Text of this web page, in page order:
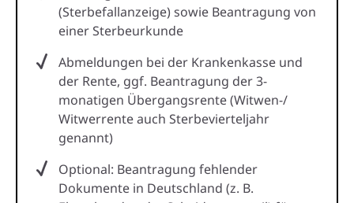
(Sterbefallanzeige) sowie Beantragung von
einer Sterbeurkunde
Abmeldungen bei der Krankenkasse und
der Rente, ggf. Beantragung der 3-
monatigen Übergangsrente (Witwen-/
Witwerrente auch Sterbevierteljahr
genannt)
Optional: Beantragung fehlender
Dokumente in Deutschland (z. B.